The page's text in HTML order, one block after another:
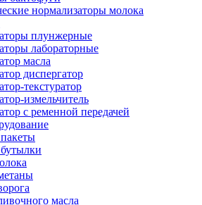
нормализаторы молока
плунжерные
лабораторные
масла
диспергатор
текстуратор
измельчитель
с ременной передачей
масла